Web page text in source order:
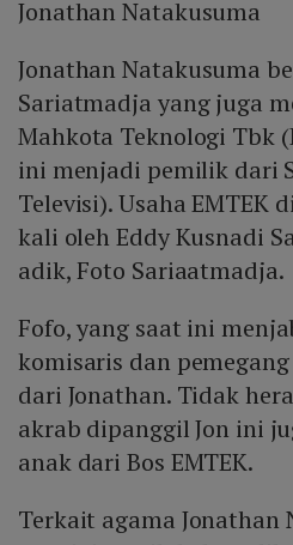
Jonathan Natakusuma
Jonathan Natakusuma
Sariatmadja yang juga
Mahkota Teknologi Tbk
ini menjadi pemilik dari
Televisi). Usaha EMTEK
kali oleh Eddy Kusnadi
adik, Foto Sariaatmadja.
Fofo, yang saat ini
komisaris dan
dari Jonathan. Tidak
akrab dipanggil Jon ini
anak dari Bos EMTEK.
Terkait agama Jonathan